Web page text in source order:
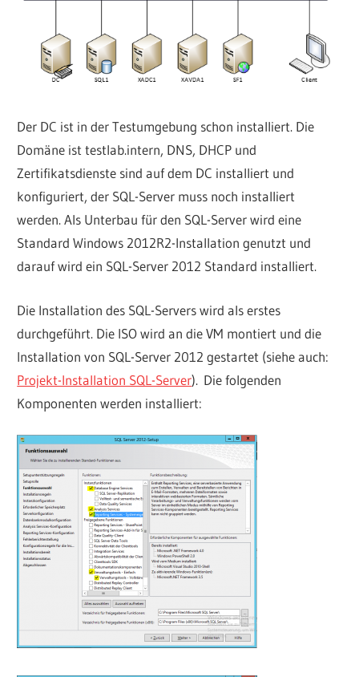
Der DC ist in der Testumgebung schon installiert. Die
Domäne ist testlab.intern, DNS, DHCP und
Zertifikatsdienste sind auf dem DC installiert und
konfiguriert, der SQL-Server muss noch installiert
werden. Als Unterbau für den SQL-Server wird eine
Standard Windows 2012R2-Installation genutzt und
darauf wird ein SQL-Server 2012 Standard installiert.
Die Installation des SQL-Servers wird als erstes
durchgeführt. Die ISO wird an die VM montiert und die
Installation von SQL-Server 2012 gestartet (siehe auch:
Projekt-Installation SQL-Server). Die folgenden
Komponenten werden installiert: